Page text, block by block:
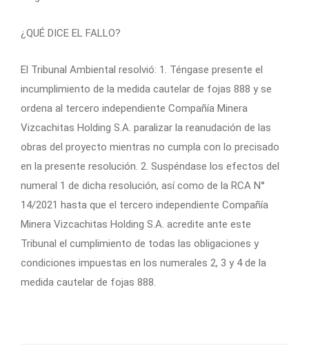
¿QUÉ DICE EL FALLO?
El Tribunal Ambiental resolvió: 1. Téngase presente el
incumplimiento de la medida cautelar de fojas 888 y se
ordena al tercero independiente Compañía Minera
Vizcachitas Holding S.A. paralizar la reanudación de las
obras del proyecto mientras no cumpla con lo precisado
en la presente resolución. 2. Suspéndase los efectos del
numeral 1 de dicha resolución, así como de la RCA N°
14/2021 hasta que el tercero independiente Compañía
Minera Vizcachitas Holding S.A. acredite ante este
Tribunal el cumplimiento de todas las obligaciones y
condiciones impuestas en los numerales 2, 3 y 4 de la
medida cautelar de fojas 888.